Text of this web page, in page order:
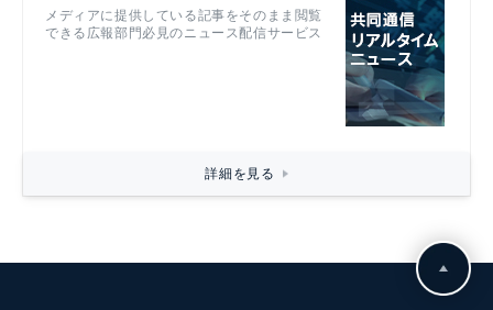
メディアに提供している記事をそのまま閲覧
できる広報部門必見のニュース配信サービス
詳細を見る